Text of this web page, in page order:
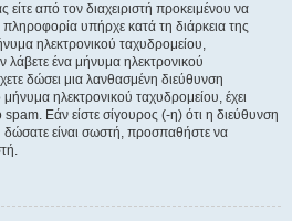
είτε από τον διαχειριστή προκειμένου να
υπήρχε κατά τη διάρκεια της
ηλεκτρονικού ταχυδρομείου,
λάβετε ένα μήνυμα ηλεκτρονικού
δώσει μια λανθασμένη διεύθυνση
ηλεκτρονικού ταχυδρομείου, έχει
Εάν είστε σίγουρος (-η) ότι η διεύθυνση
δώσατε είναι σωστή, προσπαθήστε να